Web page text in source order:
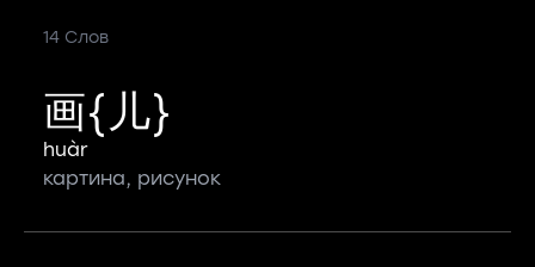
14 Слов
画{儿}
huàr
картина, рисунок